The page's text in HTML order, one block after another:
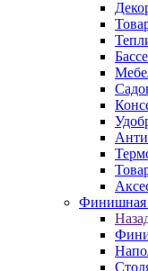
Финишная